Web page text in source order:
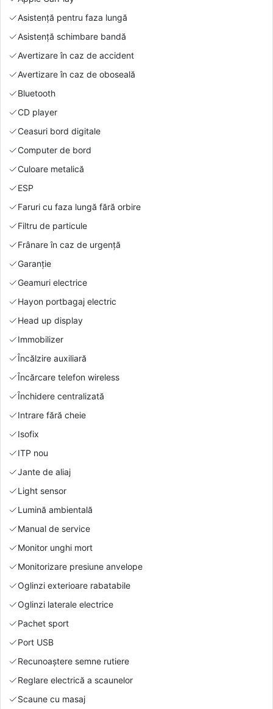
Asistență pentru faza lungă
Asistență schimbare bandă
Avertizare în caz de accident
Avertizare în caz de oboseală
Bluetooth
CD player
Ceasuri bord digitale
Computer de bord
Culoare metalică
ESP
Faruri cu faza lungă fără orbire
Filtru de particule
Frânare în caz de urgență
Garanție
Geamuri electrice
Hayon portbagaj electric
Head up display
Immobilizer
Încălzire auxiliară
Încărcare telefon wireless
Închidere centralizată
Intrare fără cheie
Isofix
ITP nou
Jante de aliaj
Light sensor
Lumină ambientală
Manual de service
Monitor unghi mort
Monitorizare presiune anvelope
Oglinzi exterioare rabatabile
Oglinzi laterale electrice
Pachet sport
Port USB
Recunoaștere semne rutiere
Reglare electrică a scaunelor
Scaune cu masaj